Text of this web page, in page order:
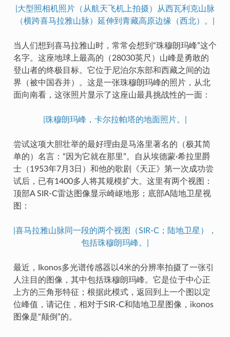
|大型照相机照片（从航天飞机上拍摄）从西瓦利克山脉
（横跨喜马拉雅山脉）延伸到青藏高原边缘（西北）。|
当人们想到喜马拉雅山时，常常会想到“珠穆朗玛峰”这个
名字。这座地球上最高的（28030英尺）山峰是勇敢的
登山者的终极目标。它位于尼泊尔东部和西藏之间的边
界（被中国吞并）。这是一张珠穆朗玛峰的照片，从北
面向南看，这张照片显示了这座山最具挑战性的一面：
|珠穆朗玛峰，卡尔拉帕塔的地面照片。|
尝试这项大胆壮举的最好理由是马洛里著名的（极其简
单的）名言：“因为它就在那里”。自从埃德蒙·希拉里爵
士（1953年7月3日）和他的歌剧《天正》第一次成功尝
试后，已有1400多人将其规模扩大。这里有两个视图：
顶部A SIR-C雷达图像显示崎岖地形；底部A陆地卫星视
图：
|喜马拉雅山脉同一段的两个视图（SIR-C；陆地卫星），
包括珠穆朗玛峰。|
最近，Ikonos多光谱传感器以4米的分辨率拍摄了一张引
人注目的图像，其中包括珠穆朗玛峰。它是位于中心正
上方的三角形特征；根据此模式，返回到上一个图以定
位峰值，请记住，相对于SIR-C和陆地卫星图像，ikonos
图像是“颠倒”的。